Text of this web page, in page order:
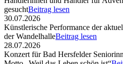
gesuchtBeitrag lesen
30.07.2026
Künstlerische Performance der
der WandelhalleBeitrag lesen
28.07.2026
Konzert für Bad Hersfelder